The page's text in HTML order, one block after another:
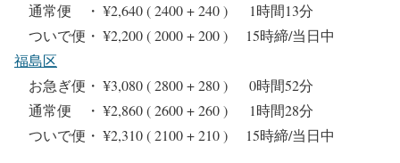
通常便 ・ ¥2,640 ( 2400 + 240 ) 1時間13分
ついで便・ ¥2,200 ( 2000 + 200 ) 15時締/当日中
福島区
お急ぎ便・ ¥3,080 ( 2800 + 280 ) 0時間52分
通常便 ・ ¥2,860 ( 2600 + 260 ) 1時間28分
ついで便・ ¥2,310 ( 2100 + 210 ) 15時締/当日中